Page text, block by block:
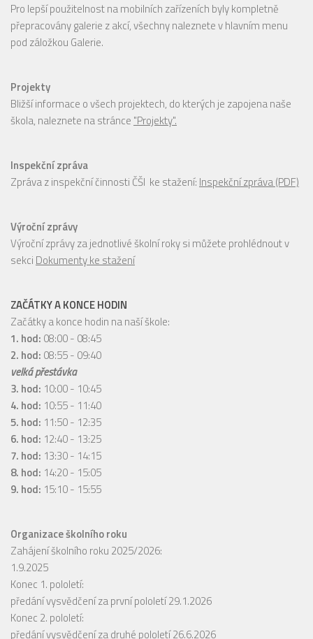
Pro lepší použitelnost na mobilních zařízeních byly kompletně
přepracovány galerie z akcí, všechny naleznete v hlavním menu
pod záložkou Galerie.
Projekty
Bližší informace o všech projektech, do kterých je zapojena naše
škola, naleznete na stránce "Projekty".
Inspekční zpráva
Zpráva z inspekční činnosti ČŠI ke stažení: Inspekční zpráva (PDF)
Výroční zprávy
Výroční zprávy za jednotlivé školní roky si můžete prohlédnout v
sekci Dokumenty ke stažení
ZAČÁTKY A KONCE HODIN
Začátky a konce hodin na naší škole:
1. hod: 08:00 - 08:45
2. hod: 08:55 - 09:40
velká přestávka
3. hod: 10:00 - 10:45
4. hod: 10:55 - 11:40
5. hod: 11:50 - 12:35
6. hod: 12:40 - 13:25
7. hod: 13:30 - 14:15
8. hod: 14:20 - 15:05
9. hod: 15:10 - 15:55
Organizace školního roku
Zahájení školního roku 2025/2026:
1.9.2025
Konec 1. pololetí:
předání vysvědčení za první pololetí 29.1.2026
Konec 2. pololetí:
předání vysvědčení za druhé pololetí 26.6.2026